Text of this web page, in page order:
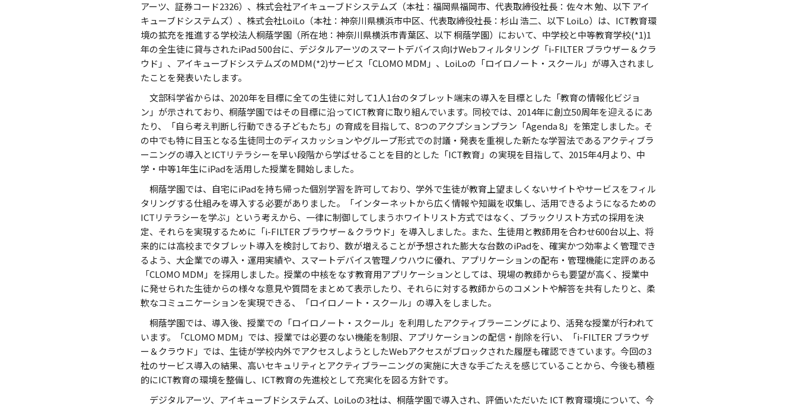
アーツ、証券コード2326）、株式会社アイキューブドシステムズ（本社：福岡県福岡市、代表取締役社長：佐々木 勉、以下 アイ
キューブドシステムズ）、株式会社LoiLo（本社：神奈川県横浜市中区、代表取締役社長：杉山 浩二、以下 LoiLo）は、ICT教育環
境の拡充を推進する学校法人桐蔭学園（所在地：神奈川県横浜市青葉区、以下 桐蔭学園）において、中学校と中等教育学校(*1)1
年の全生徒に貸与されたiPad 500台に、デジタルアーツのスマートデバイス向けWebフィルタリング「i-FILTER ブラウザー＆クラ
ウド」、アイキューブドシステムズのMDM(*2)サービス「CLOMO MDM」、LoiLoの「ロイロノート・スクール」が導入されまし
たことを発表いたします。
文部科学省からは、2020年を目標に全ての生徒に対して1人1台のタブレット端末の導入を目標とした「教育の情報化ビジョ
ン」が示されており、桐蔭学園ではその目標に沿ってICT教育に取り組んでいます。同校では、2014年に創立50周年を迎えるにあ
たり、「自ら考え判断し行動できる子どもたち」の育成を目指して、8つのアクプションプラン「Agenda 8」を策定しました。そ
の中でも特に目玉となる生徒同士のディスカッションやグループ形式での討議・発表を重視した新たな学習法であるアクティブラ
ーニングの導入とICTリテラシーを早い段階から学ばせることを目的とした「ICT教育」の実現を目指して、2015年4月より、中
学・中等1年生にiPadを活用した授業を開始しました。
桐蔭学園では、自宅にiPadを持ち帰った個別学習を許可しており、学外で生徒が教育上望ましくないサイトやサービスをフィル
タリングする仕組みを導入する必要がありました。「インターネットから広く情報や知識を収集し、活用できるようになるための
ICTリテラシーを学ぶ」という考えから、一律に制御してしまうホワイトリスト方式ではなく、ブラックリスト方式の採用を決
定、それらを実現するために「i-FILTER ブラウザー＆クラウド」を導入しました。また、生徒用と教師用を合わせ600台以上、将
来的には高校までタブレット導入を検討しており、数が増えることが予想された膨大な台数のiPadを、確実かつ効率よく管理でき
るよう、大企業での導入・運用実績や、スマートデバイス管理ノウハウに優れ、アプリケーションの配布・管理機能に定評のある
「CLOMO MDM」を採用しました。授業の中核をなす教育用アプリケーションとしては、現場の教師からも要望が高く、授業中
に発せられた生徒からの様々な意見や質問をまとめて表示したり、それらに対する教師からのコメントや解答を共有したりと、柔
軟なコミュニケーションを実現できる、「ロイロノート・スクール」の導入をしました。
桐蔭学園では、導入後、授業での「ロイロノート・スクール」を利用したアクティブラーニングにより、活発な授業が行われて
います。「CLOMO MDM」では、授業では必要のない機能を制限、アプリケーションの配信・削除を行い、「i-FILTER ブラウザ
ー＆クラウド」では、生徒が学校内外でアクセスしようとしたWebアクセスがブロックされた履歴も確認できています。今回の3
社のサービス導入の結果、高いセキュリティとアクティブラーニングの実施に大きな手ごたえを感じていることから、今後も積極
的にICT教育の環境を整備し、ICT教育の先進校として充実化を図る方針です。
デジタルアーツ、アイキューブドシステムズ、LoiLoの3社は、桐蔭学園で導入され、評価いただいた ICT 教育環境について、今